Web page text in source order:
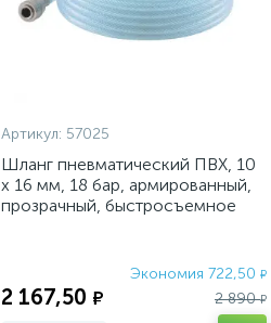
Артикул: 57025
Шланг пневматический ПВХ, 10
x 16 мм, 18 бар, армированный,
прозрачный, быстросъемное
Экономия 722,50 ₽
2 167,50 ₽ 2 890₽